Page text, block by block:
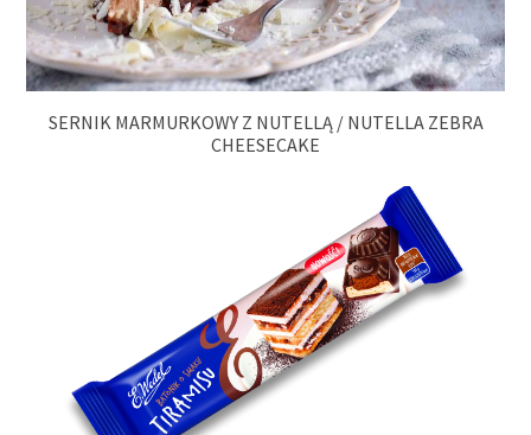
SERNIK MARMURKOWY Z NUTELLĄ / NUTELLA ZEBRA
CHEESECAKE